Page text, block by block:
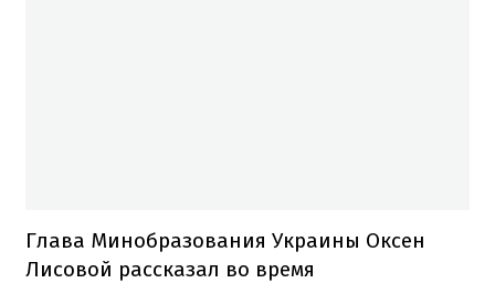
Глава Минобразования Украины Оксен
Лисовой рассказал во время